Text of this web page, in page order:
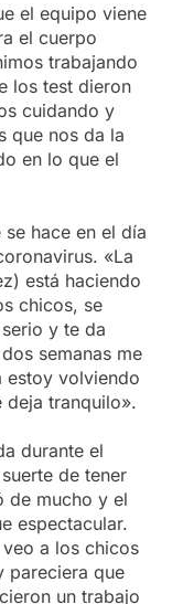
el equipo viene
el cuerpo
trabajando
los test dieron
cuidando y
que nos da la
en lo que el
hace en el día
«La
está haciendo
chicos, se
y te da
semanas me
estoy volviendo
deja tranquilo».
durante el
de tener
de mucho y el
espectacular.
a los chicos
pareciera que
un trabajo